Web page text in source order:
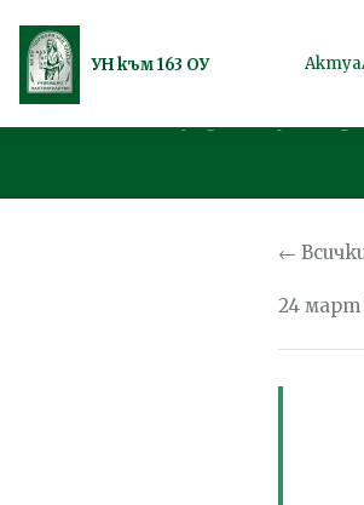
Продължете
към
УН към 163 ОУ
Покана
←
24 март